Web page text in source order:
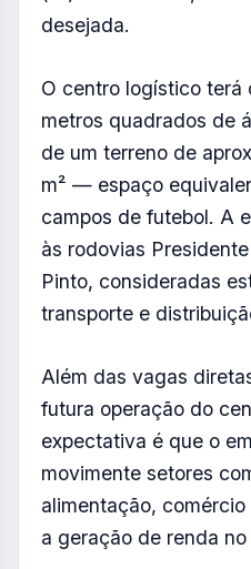
Além das vagas
expectativa é que o
movimente setores
alimentação, comércio
a geração de renda
Com o novo projeto,
ainda mais sua
no Vale do Paraíba,
próximos anos.